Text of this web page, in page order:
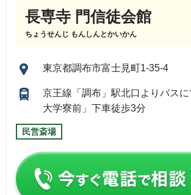
長専寺 門信徒会館
ちょうせんじ もんしんとかいかん
東京都調布市富士見町1-35-4
京王線「調布」駅北口よりバス
大学寮前」下車徒歩3分
民営斎場